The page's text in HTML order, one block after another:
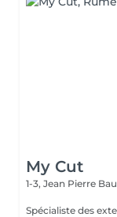
My Cut
1-3, Jean Pierre
Spécialiste des